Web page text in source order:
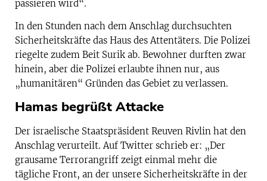
passieren wird“.
In den Stunden nach dem Anschlag durchsuchten
Sicherheitskräfte das Haus des Attentäters. Die Polizei
riegelte zudem Beit Surik ab. Bewohner durften zwar
hinein, aber die Polizei erlaubte ihnen nur, aus
„humanitären“ Gründen das Gebiet zu verlassen.
Hamas begrüßt Attacke
Der israelische Staatspräsident Reuven Rivlin hat den
Anschlag verurteilt. Auf Twitter schrieb er: „Der
grausame Terrorangriff zeigt einmal mehr die
tägliche Front, an der unsere Sicherheitskräfte in der